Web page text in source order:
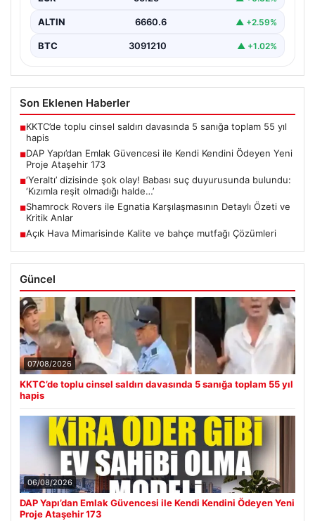
ALTIN 6660.6 ▲ +2.59%
BTC 3091210 ▲ +1.02%
Son Eklenen Haberler
■KKTC’de toplu cinsel saldırı davasında 5 sanığa toplam 55 yıl
hapis
■DAP Yapı’dan Emlak Güvencesi ile Kendi Kendini Ödeyen Yeni
Proje Ataşehir 173
■‘Yeraltı’ dizisinde şok olay! Babası suç duyurusunda bulundu:
‘Kızımla reşit olmadığı halde…’
■Shamrock Rovers ile Egnatia Karşılaşmasının Detaylı Özeti ve
Kritik Anlar
■Açık Hava Mimarisinde Kalite ve bahçe mutfağı Çözümleri
Güncel
07/08/2026
KKTC’de toplu cinsel saldırı davasında 5 sanığa toplam 55 yıl
hapis
06/08/2026
DAP Yapı’dan Emlak Güvencesi ile Kendi Kendini Ödeyen Yeni
Proje Ataşehir 173